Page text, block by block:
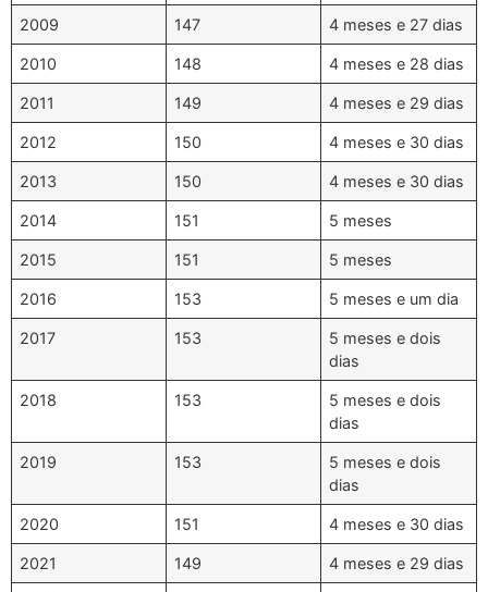
2009 147 4 meses e 27 dias
2010 148 4 meses e 28 dias
2011 149 4 meses e 29 dias
2012 150 4 meses e 30 dias
2013 150 4 meses e 30 dias
2014 151 5 meses
2015 151 5 meses
2016 153 5 meses e um dia
2017 153
5 meses e dois
dias
2018 153
5 meses e dois
dias
2019 153
5 meses e dois
dias
2020 151 4 meses e 30 dias
2021 149 4 meses e 29 dias